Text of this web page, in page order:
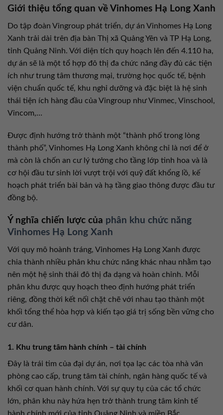
Giới thiệu tổng quan về Vinhomes Hạ Long Xanh
Do tập đoàn Vingroup phát triển, dự án Vinhomes Hạ Long
Xanh trải dài trên địa bàn Thị xã Quảng Yên và TP Hạ Long,
tỉnh Quảng Ninh. Với diện tích quy hoạch lên đến 4.110 ha,
dự án sẽ là một tổ hợp đô thị đa chức năng đầy đủ các tiện
ích như trung tâm thương mại, trường học quốc tế, bệnh
viện chuẩn quốc tế, khu nghỉ dưỡng và đặc biệt là hệ sinh
thái tiện ích hàng đầu của Vingroup như Vinmec, Vinschool,
Vincom,…
Được định hướng trở thành một “thành phố trong lòng
thành phố”, Vinhomes Hạ Long Xanh không chỉ là nơi để ở
mà còn là chốn an cư lý tưởng cho tầng lớp tinh hoa và là
cơ hội đầu tư sinh lời vượt trội với quỹ đất khổng lồ, kế
hoạch phát triển bài bản và hạ tầng giao thông được đầu tư
đồng bộ.
Ý nghĩa chiến lược của phân khu chức năng
Vinhomes Hạ Long Xanh
Với quy mô hoành tráng, Vinhomes Hạ Long Xanh được
chia thành nhiều phân khu chức năng khác nhau nhằm tạo
nên một hệ sinh thái đô thị đa dạng và hoàn chỉnh. Mỗi
phân khu được quy hoạch theo định hướng phát triển
riêng, đồng thời kết nối chặt chẽ với nhau tạo thành một
khối tổng thể hòa hợp và kiến tạo giá trị sống bền vững cho
cư dân.
1. Khu trung tâm hành chính – tài chính
Đây là trái tim của đại dự án, nơi tọa lạc các tòa nhà văn
phòng cao cấp, trung tâm tài chính, ngân hàng quốc tế và
khối cơ quan hành chính. Với sự quy tụ của các tổ chức
lớn, phân khu này hứa hẹn trở thành trung tâm kinh tế
hành chính mới của tỉnh Quảng Ninh và miền Bắc.